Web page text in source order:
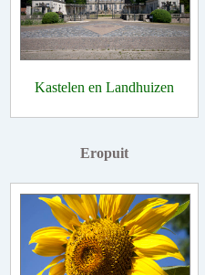
Kastelen en Landhuizen
Eropuit